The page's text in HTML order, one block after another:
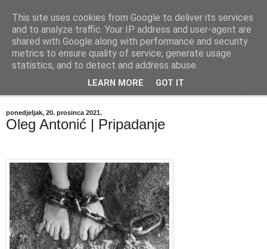
"Kvaka"
Časopis za književnost ISSN 2459-5632
ponedjeljak, 20. prosinca 2021.
Oleg Antonić | Pripadanje
This site uses cookies from Google to deliver its services
and to analyze traffic. Your IP address and user-agent are
shared with Google along with performance and security
metrics to ensure quality of service, generate usage
statistics, and to detect and address abuse.
LEARN MORE GOT IT